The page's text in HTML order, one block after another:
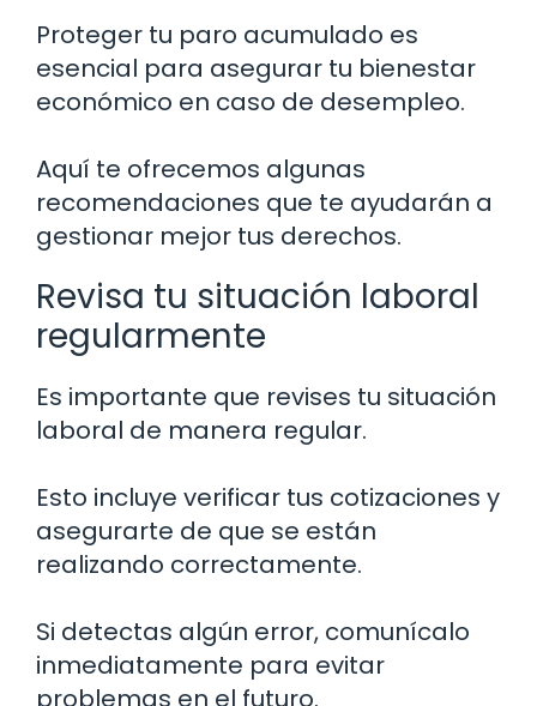
Proteger tu paro acumulado es
esencial para asegurar tu bienestar
económico en caso de desempleo.
Aquí te ofrecemos algunas
recomendaciones que te ayudarán a
gestionar mejor tus derechos.
Revisa tu situación laboral
regularmente
Es importante que revises tu situación
laboral de manera regular.
Esto incluye verificar tus cotizaciones y
asegurarte de que se están
realizando correctamente.
Si detectas algún error, comunícalo
inmediatamente para evitar
problemas en el futuro.